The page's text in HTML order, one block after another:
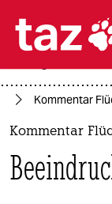
politik
Kommentar
Kommentar